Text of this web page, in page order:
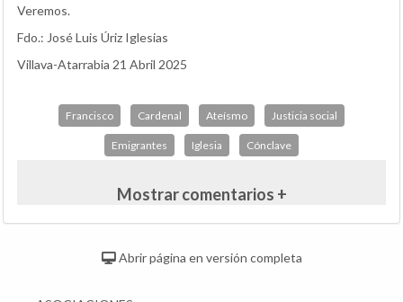
Veremos.
Fdo.: José Luis Úriz Iglesias
Villava-Atarrabia 21 Abril 2025
Francisco Cardenal Ateísmo Justicia social
Emigrantes Iglesia Cónclave
Mostrar comentarios +
Abrir página en versión completa